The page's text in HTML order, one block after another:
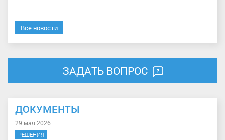
Все новости
ЗАДАТЬ ВОПРОС
ДОКУМЕНТЫ
29 мая 2026
РЕШЕНИЯ